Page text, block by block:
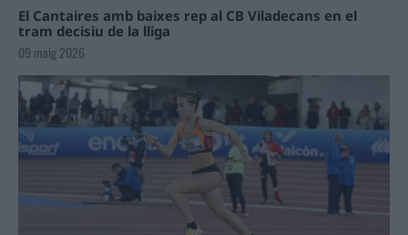
El Cantaires amb baixes rep al CB Viladecans en el
tram decisiu de la lliga
09 maig 2026